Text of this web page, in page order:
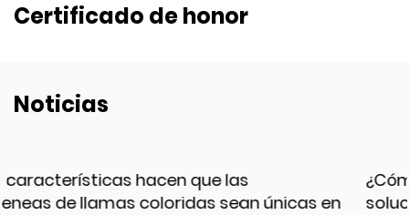
Certificado de honor
Noticias
¿Cómo ofrecen las chimeneas empotradas
soluciones de calefacción energéticamente